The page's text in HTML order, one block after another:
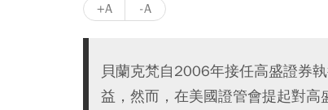
+A -A
貝蘭克梵自2006年接任高盛證券
益，然而，在美國證管會提起對